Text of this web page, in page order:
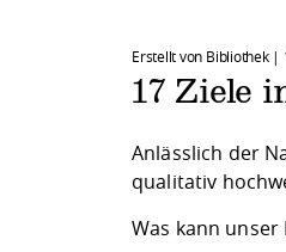
Erstellt von Bibliothek |
17 Ziele
Anlässlich der
qualitativ
Was kann